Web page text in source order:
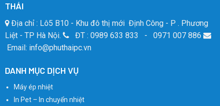
THÁI
Địa chỉ : Lô5 B10 - Khu đô thị mới Định Công - P . Phương
Liệt - TP Hà Nội.
ĐT : 0989 633 833 - 0971 007 886
Email: info@phuthaipc.vn
DANH MỤC DỊCH VỤ
Máy ép nhiệt
In Pet – In chuyển nhiệt